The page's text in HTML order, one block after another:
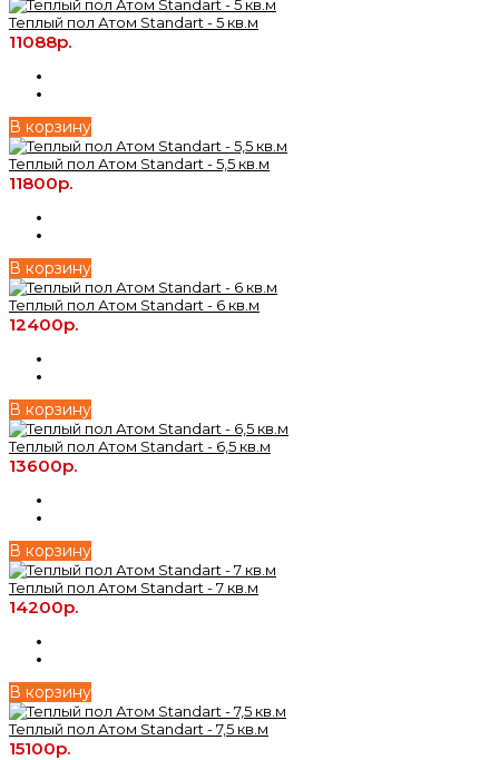
Теплый пол Атом Standart - 5 кв.м
11088р.
В корзину
Теплый пол Атом Standart - 5,5 кв.м
11800р.
В корзину
Теплый пол Атом Standart - 6 кв.м
12400р.
В корзину
Теплый пол Атом Standart - 6,5 кв.м
13600р.
В корзину
Теплый пол Атом Standart - 7 кв.м
14200р.
В корзину
Теплый пол Атом Standart - 7,5 кв.м
15100р.